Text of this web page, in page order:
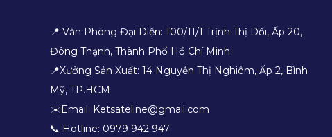
📍 Văn Phòng Đại Diện: 100/11/1 Trịnh Thị Dối, Ấp 20,
Đông Thạnh, Thành Phố Hồ Chí Minh.
📍Xưởng Sản Xuất: 14 Nguyễn Thị Nghiêm, Ấp 2, Bình
Mỹ, TP.HCM
✉️Email: Ketsateline@gmail.com
📞 Hotline: 0979 942 947